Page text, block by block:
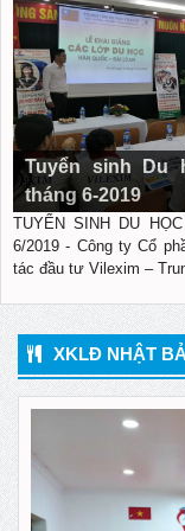
Tuyển sinh Du
tháng 6-2019
TUYỂN SINH DU
6/2019 - Công ty Cổ
tác đầu tư Vilexim –
XKLĐ NHẬT